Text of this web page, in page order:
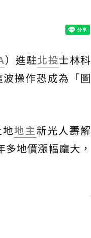
）進駐北投士林科
波操作恐成為「圖
地主新光人壽解
地價漲幅龐大，